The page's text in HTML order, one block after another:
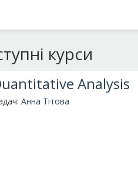
курси
Analysis
Анна Тітова